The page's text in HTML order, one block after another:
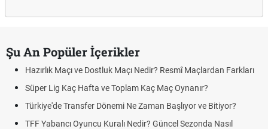
Şu An Popüler İçerikler
Hazırlık Maçı ve Dostluk Maçı Nedir? Resmî Maçlardan Farkları
Süper Lig Kaç Hafta ve Toplam Kaç Maç Oynanır?
Türkiye'de Transfer Dönemi Ne Zaman Başlıyor ve Bitiyor?
TFF Yabancı Oyuncu Kuralı Nedir? Güncel Sezonda Nasıl